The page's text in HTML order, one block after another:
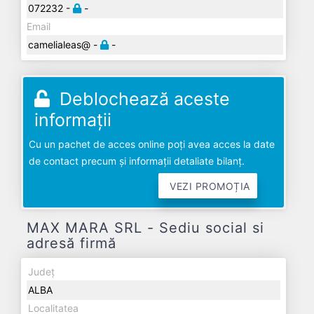
072232 -
-
Email
camelialeas@ -
-
Deblochează aceste
informații
Cu un pachet de acces online poți avea acces la date
de contact precum și informații detaliate bilanț.
VEZI PROMOȚIA
MAX MARA SRL - Sediu social si
adresă firmă
Județ
ALBA
Localitatea